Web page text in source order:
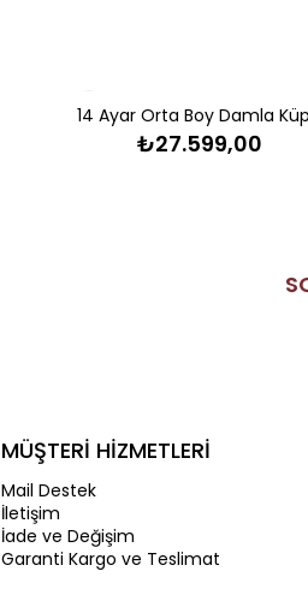
14 Ayar Orta Boy Damla
₺27.599,00
MÜŞTERİ HİZMETLERİ
Mail Destek
İletişim
İade ve Değişim
Garanti Kargo ve Teslimat